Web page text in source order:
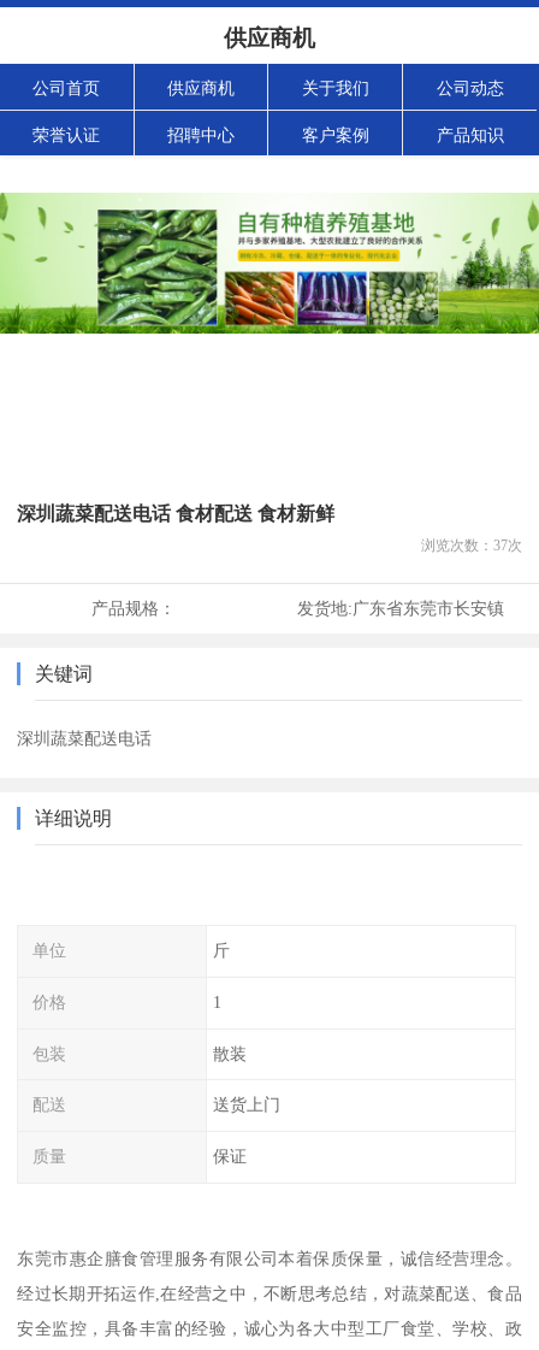
供应商机
公司首页 供应商机 关于我们 公司动态
荣誉认证 招聘中心 客户案例 产品知识
深圳蔬菜配送电话 食材配送 食材新鲜
浏览次数： 37次
产品规格： 发货地:广东省东莞市长安镇
关键词
深圳蔬菜配送电话
详细说明
单位 斤
价格 1
包装 散装
配送 送货上门
质量 保证
东莞市惠企膳食管理服务有限公司本着保质保量，诚信经营理念。
经过长期开拓运作,在经营之中，不断思考总结，对蔬菜配送、食品
安全监控，具备丰富的经验，诚心为各大中型工厂食堂、学校、政